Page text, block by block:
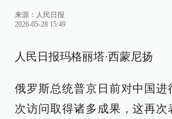
来源： 人民日报
2026-05-28 15:49
人民日报玛格丽塔·西蒙尼扬
俄罗斯总统普京日前对中国进
次访问取得诸多成果，这再次